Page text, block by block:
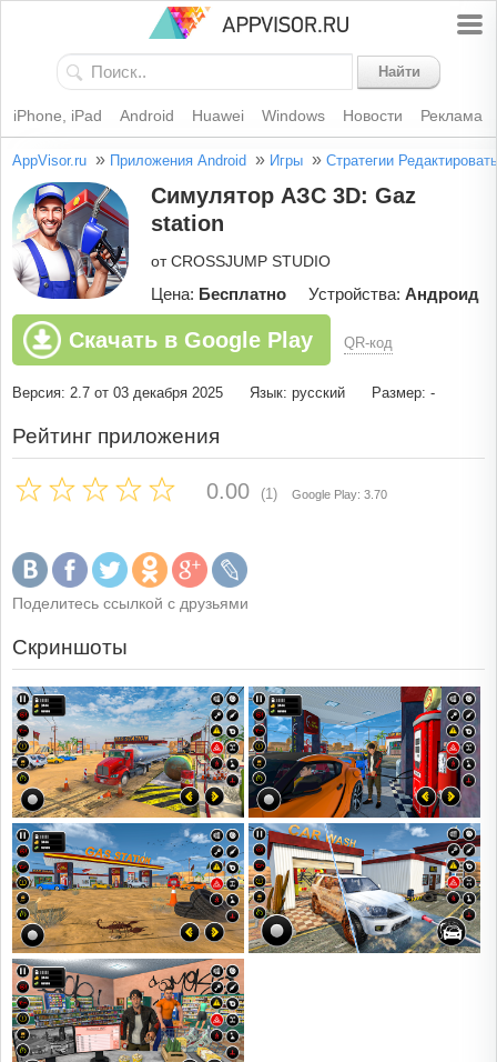
Найти
iPhone, iPad Android Huawei Windows Новости Реклама
AppVisor.ru » Приложения Android » Игры » Стратегии Редактировать
Симулятор АЗС 3D: Gaz
station
от CROSSJUMP STUDIO
Цена: Бесплатно Устройства: Андроид
Скачать в Google Play QR-код
Версия: 2.7 от 03 декабря 2025 Язык: русский Размер: -
Рейтинг приложения
0.00 (1) Google Play: 3.70
Поделитесь ссылкой с друзьями
Скриншоты